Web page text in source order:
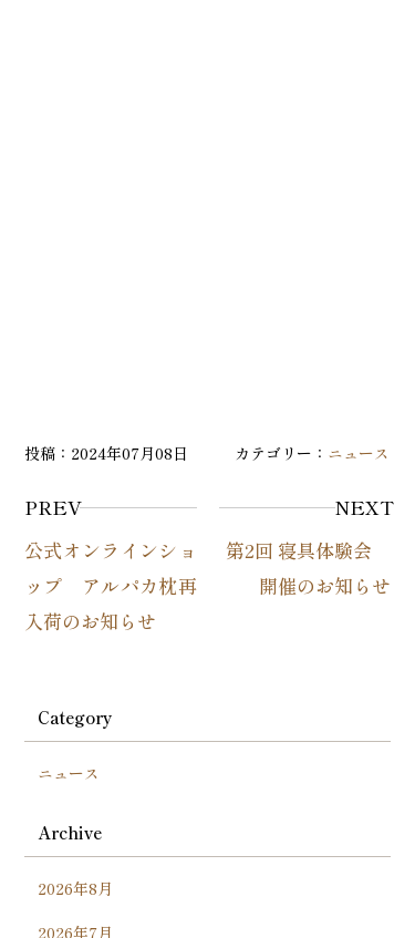
投稿：2024年07月08日 カテゴリー： ニュース
PREV
公式オンラインショ
ップ アルパカ枕再
入荷のお知らせ
NEXT
第2回 寝具体験会
開催のお知らせ
Category
ニュース
Archive
2026年8月
2026年7月